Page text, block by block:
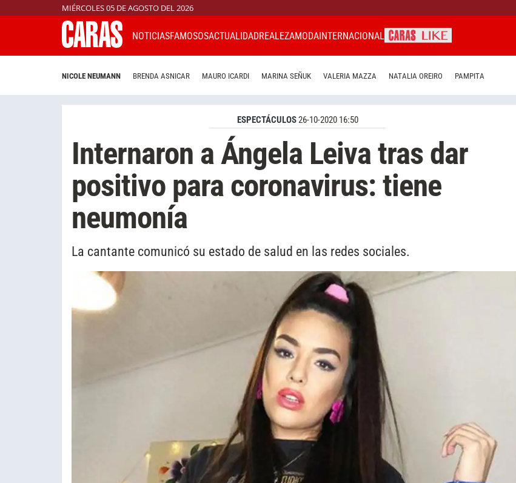
MIÉRCOLES 05 DE AGOSTO DEL 2026
NOTICIASFAMOSOSACTUALIDADREALEZAMODAINTERNACIONAL
NICOLE NEUMANN BRENDA ASNICAR MAURO ICARDI MARINA SEÑUK VALERIA MAZZA NATALIA OREIRO PAMPITA
ESPECTÁCULOS26-10-2020 16:50
Internaron a Ángela Leiva tras dar
positivo para coronavirus: tiene
neumonía
La cantante comunicó su estado de salud en las redes sociales.